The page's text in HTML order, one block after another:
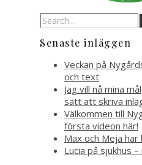
Senaste inläggen
Veckan på
och text
Jag vill nå mina
sätt att skriva
Välkommen till
första videon här!
Max och Meja
Lucia på sjukhus